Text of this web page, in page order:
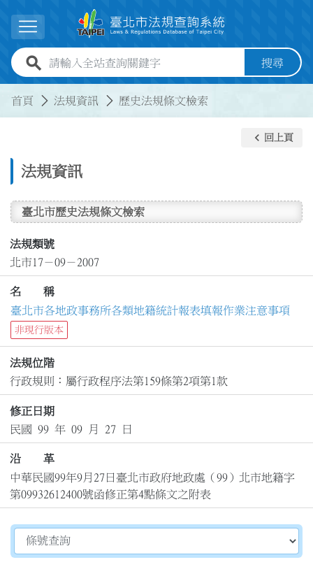
展開選單
全站查詢關鍵字欄位 搜尋
首頁 法規資訊 歷史法規條文檢索
法規資訊
keyboard_arrow_left 回上頁
臺北市歷史法規條文檢索
法規類號
北市17－09－2007
名 稱
臺北市各地政事務所各類地籍統計報表填報作業注意事項
非現行版本
法規位階
行政規則：屬行政程序法第159條第2項第1款
修正日期
民國 99 年 09 月 27 日
沿 革
中華民國99年9月27日臺北市政府地政處（99）北市地籍字
第09932612400號函修正第4點條文之附表
切換選擇法規資訊內容